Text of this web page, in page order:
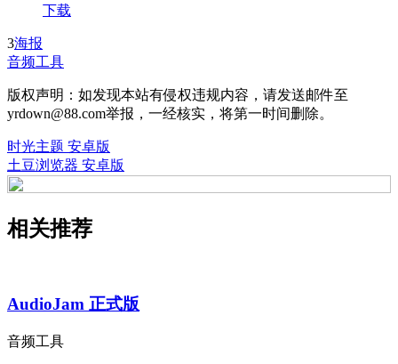
下载
3海报
音频工具
版权声明：如发现本站有侵权违规内容，请发送邮件至
yrdown@88.com举报，一经核实，将第一时间删除。
时光主题 安卓版
土豆浏览器 安卓版
相关推荐
AudioJam 正式版
音频工具